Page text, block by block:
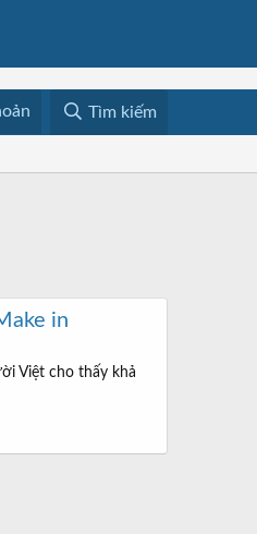
Resources Tìm kiếm
in
Việt cho thấy khả